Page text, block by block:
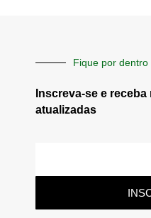
Fique por dentro
Inscreva-se e
atualizadas